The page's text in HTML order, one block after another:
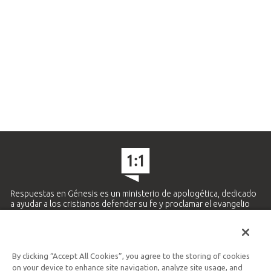
Respuestas en Génesis es un ministerio de apologética, dedicado
a ayudar a los cristianos defender su fe y proclamar el evangelio
Ministerio Hispano y Latinoamericano
By clicking “Accept All Cookies”, you agree to the storing of cookies
on your device to enhance site navigation, analyze site usage, and